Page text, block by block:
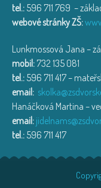
tel.: 596 711 769 –
webové stránky ZŠ:
Lunkmossová Jana –
mobil: 732 135 081
tel.: 596 711 417 –
email:
Hanáčková Martina –
email:
tel.: 596 711 417